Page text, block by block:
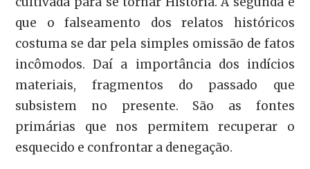
que o falseamento dos relatos históricos
costuma se dar pela simples omissão de fatos
incômodos. Daí a importância dos indícios
materiais, fragmentos do passado que
subsistem no presente. São as fontes
primárias que nos permitem recuperar o
esquecido e confrontar a denegação.